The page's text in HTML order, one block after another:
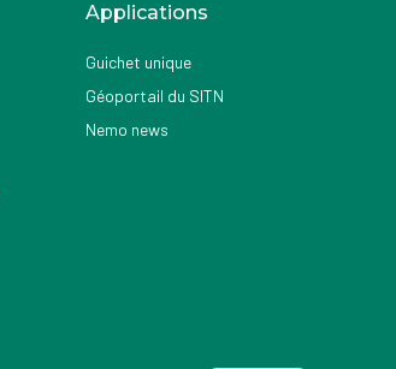
Applications
Guichet unique
Géoportail du SITN
Nemo news